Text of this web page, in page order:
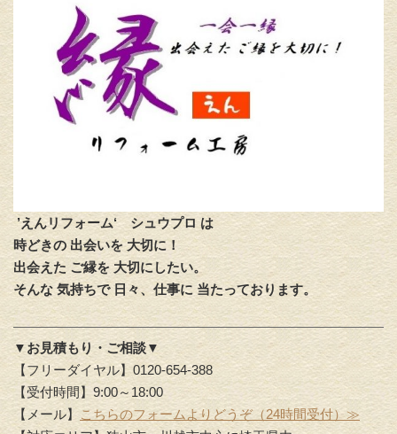
’えんリフォーム‘ シュウプロ は
時どきの 出会いを 大切に！
出会えた ご縁を 大切にしたい。
そんな 気持ちで 日々、仕事に 当たっております。
▼お見積もり・ご相談▼
【フリーダイヤル】0120-654-388
【受付時間】9:00～18:00
【メール】
こちらのフォームよりどうぞ（24時間受付）≫